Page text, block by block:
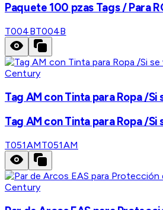
Paquete 100 pzas Tags / Para
T004BT004B
Century
Tag AM con Tinta para Ropa /
Tag AM con Tinta para Ropa /
T051AMT051AM
Century